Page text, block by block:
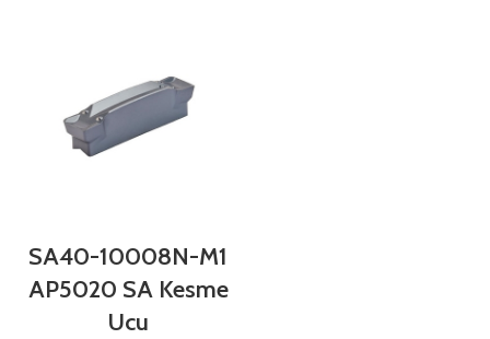
SA40-10008N-M1
AP5020 SA Kesme
Ucu